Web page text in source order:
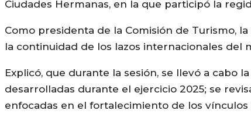
Ciudades Hermanas, en la que participó la
Como presidenta de la Comisión de Turismo,
la continuidad de los lazos internacionales del
Explicó, que durante la sesión, se llevó a cabo
desarrolladas durante el ejercicio 2025; se
enfocadas en el fortalecimiento de los